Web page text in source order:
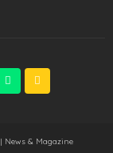
News & Magazine